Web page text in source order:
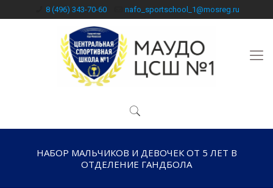
8 (496) 343-70-60 nafo_sportschool_1@mosreg.ru
НАБОР МАЛЬЧИКОВ И ДЕВОЧЕК ОТ 5 ЛЕТ В
ОТДЕЛЕНИЕ ГАНДБОЛА